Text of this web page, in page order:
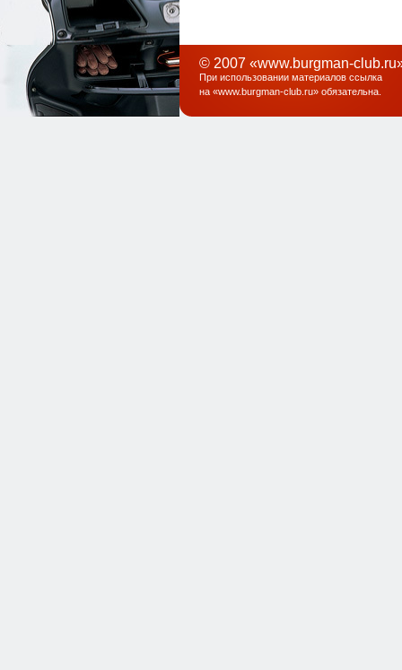
© 2007 «www.burgman-
При использовании материалов ссылка
на «www.burgman-club.ru» обязательна